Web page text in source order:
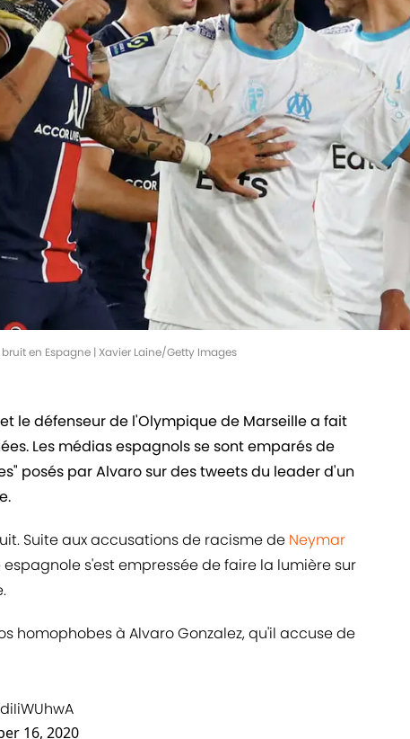
en Espagne | Xavier Laine/Getty Images
le défenseur de l'Olympique de Marseille a fait
Les médias espagnols se sont emparés de
posés par Alvaro sur des tweets du leader d'un
Suite aux accusations de racisme de Neymar
espagnole s'est empressée de faire la lumière sur
homophobes à Alvaro Gonzalez, qu'il accuse de
16, 2020